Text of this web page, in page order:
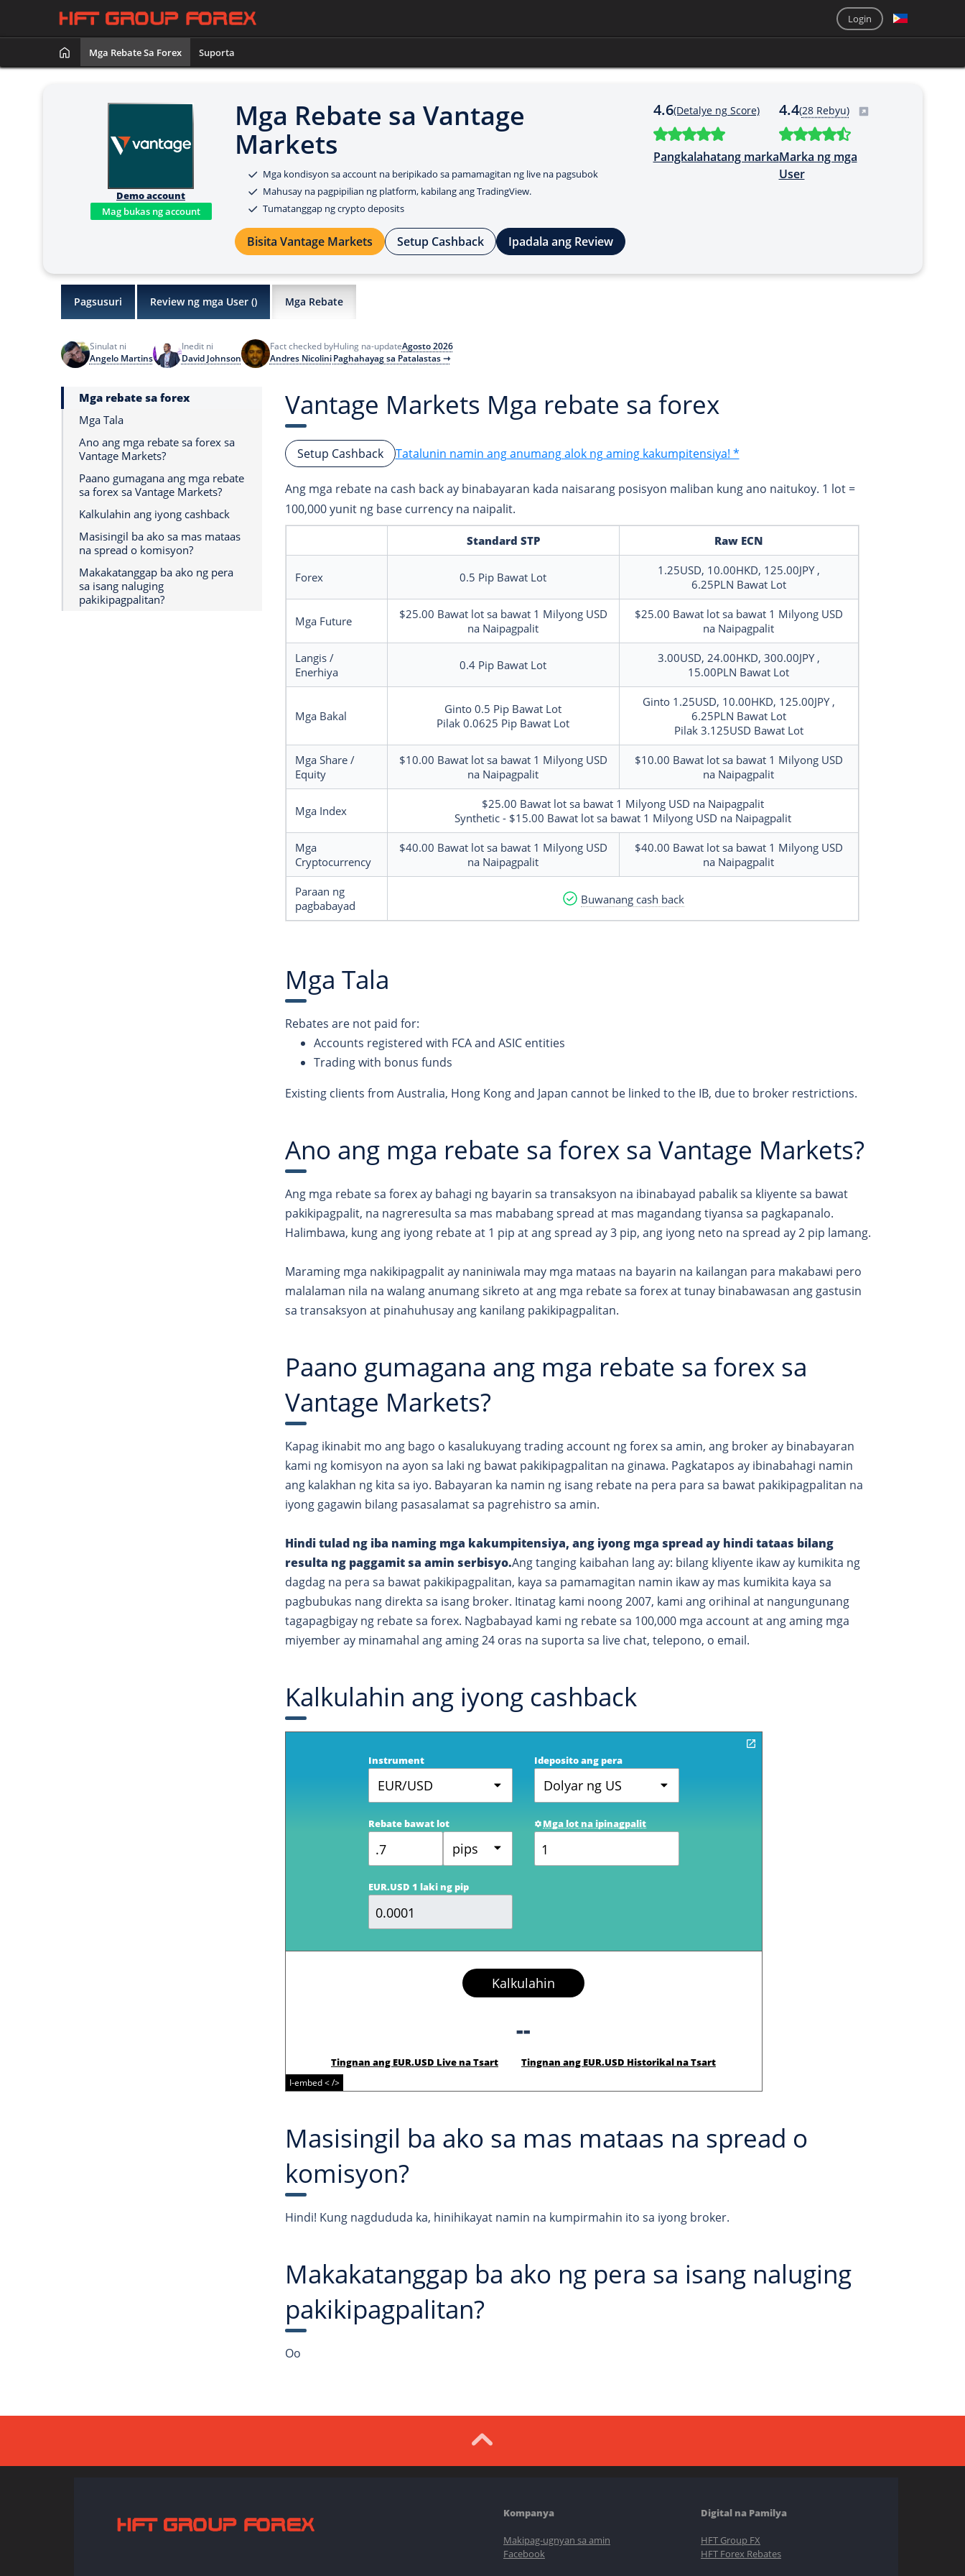
Login
Mga Rebate Sa Forex Suporta
Demo account
Mag bukas ng account
Mga Rebate sa Vantage
Markets
Mga kondisyon sa account na beripikado sa pamamagitan ng live na pagsubok
Mahusay na pagpipilian ng platform, kabilang ang TradingView.
Tumatanggap ng crypto deposits
4.6(Detalye ng Score)
Pangkalahatang marka
4.4(28 Rebyu)
Marka ng mga
User
Bisita Vantage Markets Setup Cashback Ipadala ang Review
Pagsusuri Review ng mga User () Mga Rebate
Sinulat ni
Angelo Martins
Inedit ni
David Johnson
Fact checked by
Andres Nicolini
Huling na-updateAgosto 2026
Paghahayag sa Patalastas ⇾
Mga rebate sa forex
Mga Tala
Ano ang mga rebate sa forex sa
Vantage Markets?
Paano gumagana ang mga rebate
sa forex sa Vantage Markets?
Kalkulahin ang iyong cashback
Masisingil ba ako sa mas mataas
na spread o komisyon?
Makakatanggap ba ako ng pera
sa isang naluging
pakikipagpalitan?
Vantage Markets Mga rebate sa forex
Setup Cashback Tatalunin namin ang anumang alok ng aming kakumpitensiya! *
Ang mga rebate na cash back ay binabayaran kada naisarang posisyon maliban kung ano naitukoy. 1 lot =
100,000 yunit ng base currency na naipalit.
Standard STP Raw ECN
Forex 0.5 Pip Bawat Lot 1.25USD, 10.00HKD, 125.00JPY ,
6.25PLN Bawat Lot
Mga Future $25.00 Bawat lot sa bawat 1 Milyong USD
na Naipagpalit
$25.00 Bawat lot sa bawat 1 Milyong USD
na Naipagpalit
Langis /
Enerhiya
0.4 Pip Bawat Lot 3.00USD, 24.00HKD, 300.00JPY ,
15.00PLN Bawat Lot
Mga Bakal Ginto 0.5 Pip Bawat Lot
Pilak 0.0625 Pip Bawat Lot
Ginto 1.25USD, 10.00HKD, 125.00JPY ,
6.25PLN Bawat Lot
Pilak 3.125USD Bawat Lot
Mga Share /
Equity
$10.00 Bawat lot sa bawat 1 Milyong USD
na Naipagpalit
$10.00 Bawat lot sa bawat 1 Milyong USD
na Naipagpalit
Mga Index $25.00 Bawat lot sa bawat 1 Milyong USD na Naipagpalit
Synthetic - $15.00 Bawat lot sa bawat 1 Milyong USD na Naipagpalit
Mga
Cryptocurrency
$40.00 Bawat lot sa bawat 1 Milyong USD
na Naipagpalit
$40.00 Bawat lot sa bawat 1 Milyong USD
na Naipagpalit
Paraan ng
pagbabayad
Buwanang cash back
Mga Tala
Rebates are not paid for:
Accounts registered with FCA and ASIC entities
Trading with bonus funds
Existing clients from Australia, Hong Kong and Japan cannot be linked to the IB, due to broker restrictions.
Ano ang mga rebate sa forex sa Vantage Markets?
Ang mga rebate sa forex ay bahagi ng bayarin sa transaksyon na ibinabayad pabalik sa kliyente sa bawat
pakikipagpalit, na nagreresulta sa mas mababang spread at mas magandang tiyansa sa pagkapanalo.
Halimbawa, kung ang iyong rebate at 1 pip at ang spread ay 3 pip, ang iyong neto na spread ay 2 pip lamang.
Maraming mga nakikipagpalit ay naniniwala may mga mataas na bayarin na kailangan para makabawi pero
malalaman nila na walang anumang sikreto at ang mga rebate sa forex at tunay binabawasan ang gastusin
sa transaksyon at pinahuhusay ang kanilang pakikipagpalitan.
Paano gumagana ang mga rebate sa forex sa
Vantage Markets?
Kapag ikinabit mo ang bago o kasalukuyang trading account ng forex sa amin, ang broker ay binabayaran
kami ng komisyon na ayon sa laki ng bawat pakikipagpalitan na ginawa. Pagkatapos ay ibinabahagi namin
ang kalakhan ng kita sa iyo. Babayaran ka namin ng isang rebate na pera para sa bawat pakikipagpalitan na
iyong gagawin bilang pasasalamat sa pagrehistro sa amin.
Hindi tulad ng iba naming mga kakumpitensiya, ang iyong mga spread ay hindi tataas bilang
resulta ng paggamit sa amin serbisyo.Ang tanging kaibahan lang ay: bilang kliyente ikaw ay kumikita ng
dagdag na pera sa bawat pakikipagpalitan, kaya sa pamamagitan namin ikaw ay mas kumikita kaya sa
pagbubukas nang direkta sa isang broker. Itinatag kami noong 2007, kami ang orihinal at nangungunang
tagapagbigay ng rebate sa forex. Nagbabayad kami ng rebate sa 100,000 mga account at ang aming mga
miyember ay minamahal ang aming 24 oras na suporta sa live chat, telepono, o email.
Kalkulahin ang iyong cashback
Instrument
EUR/USD
Ideposito ang pera
Dolyar ng US
Rebate bawat lot
pips
Mga lot na ipinagpalit
EUR.USD 1 laki ng pip
Kalkulahin
--
Tingnan ang EUR.USD Live na Tsart Tingnan ang EUR.USD Historikal na Tsart
I-embed < />
Masisingil ba ako sa mas mataas na spread o
komisyon?
Hindi! Kung nagdududa ka, hinihikayat namin na kumpirmahin ito sa iyong broker.
Makakatanggap ba ako ng pera sa isang naluging
pakikipagpalitan?
Oo
Kompanya
Makipag-ugnyan sa amin
Facebook
Digital na Pamilya
HFT Group FX
HFT Forex Rebates